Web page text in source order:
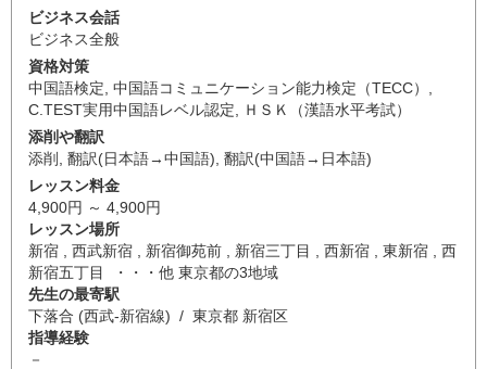
ビジネス会話
ビジネス全般
資格対策
中国語検定 中国語コミュニケーション能力検定（TECC）
C.TEST実用中国語レベル認定
ＨＳＫ（漢語水平考試）
添削や翻訳
添削
翻訳(日本語→中国語) 翻訳(中国語→日本語)
レッスン料金
4,900円 ～ 4,900円
レッスン場所
新宿 , 西武新宿 , 新宿御苑前 , 新宿三丁目 , 西新宿 , 東新宿 , 西
新宿五丁目 ・・・他 東京都の3地域
先生の最寄駅
下落合 (西武-新宿線) / 東京都 新宿区
指導経験
－